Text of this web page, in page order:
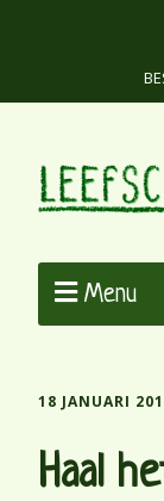
Menu
18 JANUARI
Haal